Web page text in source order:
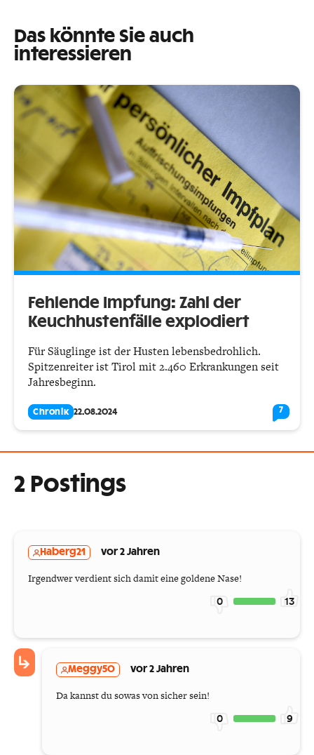
Das könnte Sie auch
interessieren
Fehlende Impfung: Zahl der
Keuchhustenfälle explodiert
Für Säuglinge ist der Husten lebensbedrohlich.
Spitzenreiter ist Tirol mit 2.460 Erkrankungen seit
Jahresbeginn.
Chronik 22.08.2024 7
2 Postings
Haberg21 vor 2 Jahren
Irgendwer verdient sich damit eine goldene Nase!
0 13
Meggy50 vor 2 Jahren
Da kannst du sowas von sicher sein!
0 9